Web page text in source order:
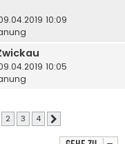
10:09
10:05
2 3 4